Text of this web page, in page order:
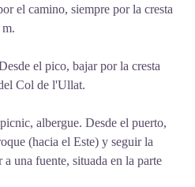
el camino, siempre por la cresta
el pico, bajar por la cresta
Col de l'Ullat.
albergue. Desde el puerto,
(hacia el Este) y seguir la
a una fuente, situada en la parte